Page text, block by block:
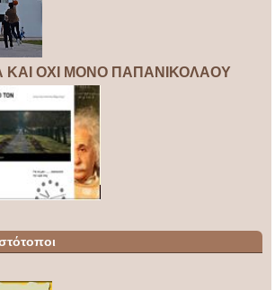
ΚΑΙ ΟΧΙ ΜΟΝΟ ΠΑΠΑΝΙΚΟΛΑΟΥ